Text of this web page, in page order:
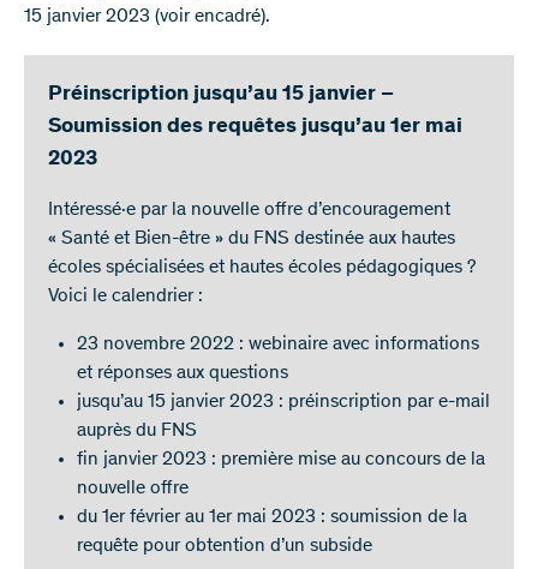
15 janvier 2023 (voir encadré).
Préinscription jusqu’au 15 janvier –
Soumission des requêtes jusqu’au 1er mai
2023
Intéressé·e par la nouvelle offre d’encouragement
« Santé et Bien-être » du FNS destinée aux hautes
écoles spécialisées et hautes écoles pédagogiques ?
Voici le calendrier :
23 novembre 2022 : webinaire avec informations
et réponses aux questions
jusqu’au 15 janvier 2023 : préinscription par e-mail
auprès du FNS
fin janvier 2023 : première mise au concours de la
nouvelle offre
du 1er février au 1er mai 2023 : soumission de la
requête pour obtention d’un subside